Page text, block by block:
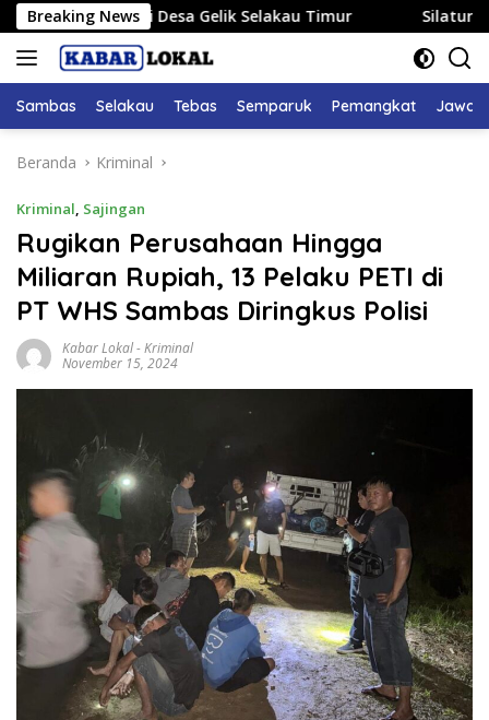
Langsung
ke
konten
Breaking News
di Desa Gelik Selakau Timur Silaturahmi ke
Sambas Selakau Tebas Semparuk Pemangkat Jawai
Beranda Kriminal
Kriminal, Sajingan
Rugikan Perusahaan Hingga
Miliaran Rupiah, 13 Pelaku PETI di
PT WHS Sambas Diringkus Polisi
Kabar Lokal-Kriminal
November 15, 2024